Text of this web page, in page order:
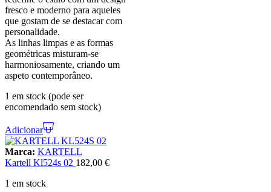
fresco e moderno para aqueles
que gostam de se destacar com
personalidade.
As linhas limpas e as formas
geométricas misturam-se
harmoniosamente, criando um
aspeto contemporâneo.
1 em stock (pode ser
encomendado sem stock)
Adicionar
Marca: KARTELL
Kartell Kl524s 02 182,00 €
1 em stock